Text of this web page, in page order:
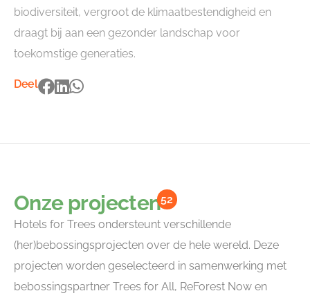
biodiversiteit, vergroot de klimaatbestendigheid en
draagt bij aan een gezonder landschap voor
toekomstige generaties.
Deel
Onze projecten52
Hotels for Trees ondersteunt verschillende
(her)bebossingsprojecten over de hele wereld. Deze
projecten worden geselecteerd in samenwerking met
bebossingspartner Trees for All, ReForest Now en